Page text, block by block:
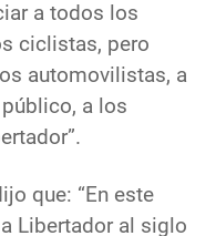
a todos los
ciclistas, pero
automovilistas, a
a los
que: “En este
Libertador al siglo